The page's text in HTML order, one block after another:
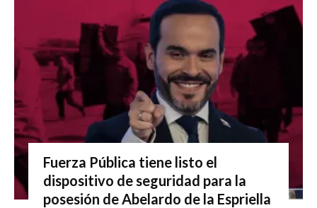
Fuerza Pública tiene listo el
dispositivo de seguridad para la
posesión de Abelardo de la Espriella